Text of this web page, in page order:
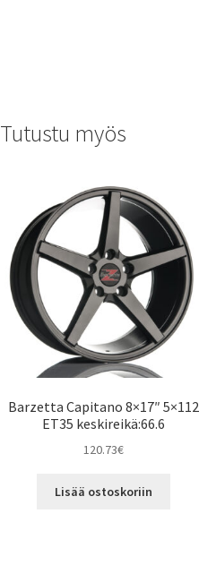
Tutustu myös
Barzetta Capitano 8×17″ 5×112
ET35 keskireikä:66.6
120.73€
Lisää ostoskoriin